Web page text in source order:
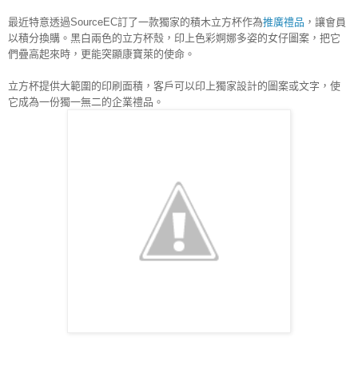
最近特意透過SourceEC訂了一款獨家的積木立方杯作為推廣禮品 ，讓會員
以積分換購。黑白兩色的立方杯殼，印上色彩婀娜多姿的女仔圖案，把它
們疊高起來時，更能突顯康寶萊的使命。
立方杯提供大範圍的印刷面積，客戶可以印上獨家設計的圖案或文字，使
它成為一份獨一無二的企業禮品。